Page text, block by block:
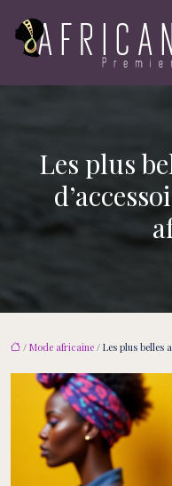
Les plus
/ Mode africaine / Les plus belles